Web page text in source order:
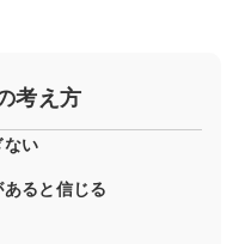
考え方
ない
ると信じる